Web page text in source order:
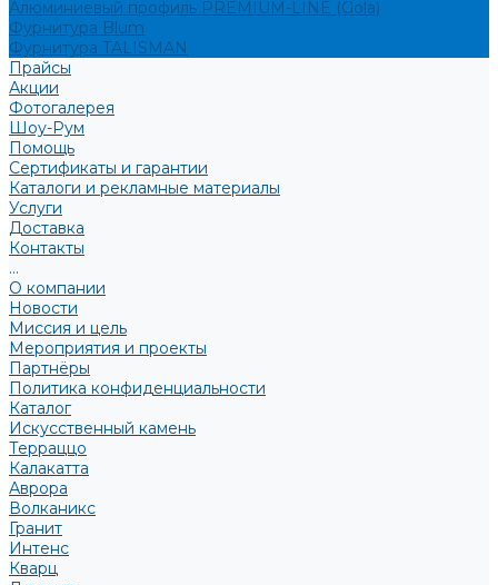
Алюминиевый профиль PREMIUM-LINE (Gola)
Фурнитура Blum
Фурнитура TALISMAN
Прайсы
Акции
Фотогалерея
Шоу-Рум
Помощь
Сертификаты и гарантии
Каталоги и рекламные материалы
Услуги
Доставка
Контакты
...
О компании
Новости
Миссия и цель
Мероприятия и проекты
Партнёры
Политика конфиденциальности
Каталог
Искусственный камень
Терраццо
Калакатта
Аврора
Волканикс
Гранит
Интенс
Кварц